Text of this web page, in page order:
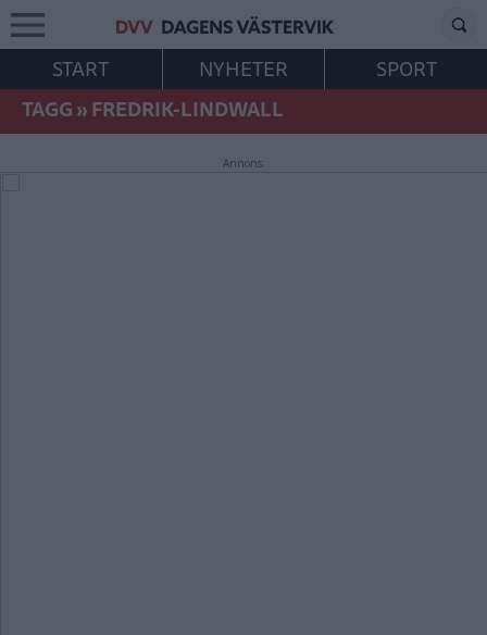
START NYHETER
SPORT
TAGG»FREDRIK-LINDWALL
Annons: